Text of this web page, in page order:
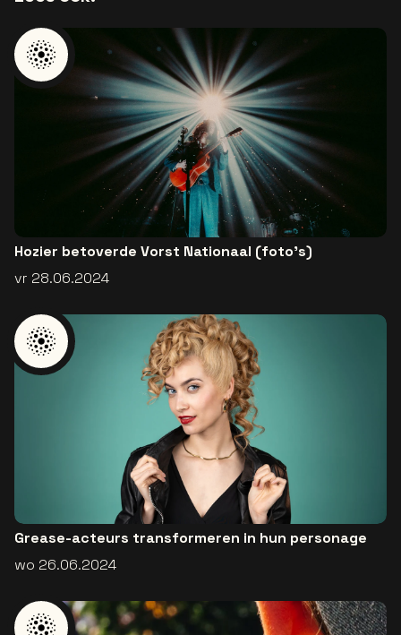
Hozier betoverde Vorst Nationaal (foto's)
vr 28.06.2024
Grease-acteurs transformeren in hun personage
wo 26.06.2024